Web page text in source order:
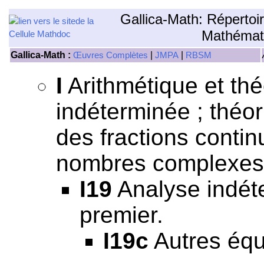
Gallica-Math:
Gallica-Math : Œuvres Complètes JMPA RBSM
I Arithmétique et
indéterminée ;
des fractions
nombres
I19 Analyse
premier.
I19c Autres